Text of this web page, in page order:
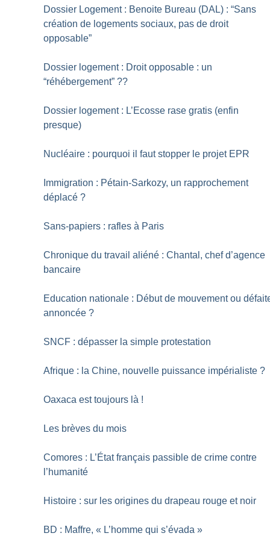
Dossier Logement : Benoite Bureau (DAL) : “Sans
création de logements sociaux, pas de droit
opposable”
Dossier logement : Droit opposable : un
“réhébergement” ??
Dossier logement : L’Ecosse rase gratis (enfin
presque)
Nucléaire : pourquoi il faut stopper le projet EPR
Immigration : Pétain-Sarkozy, un rapprochement
déplacé ?
Sans-papiers : rafles à Paris
Chronique du travail aliéné : Chantal, chef d’agence
bancaire
Education nationale : Début de mouvement ou
annoncée ?
SNCF : dépasser la simple protestation
Afrique : la Chine, nouvelle puissance impérialiste ?
Oaxaca est toujours là !
Les brèves du mois
Comores : L’État français passible de crime contre
l’humanité
Histoire : sur les origines du drapeau rouge et noir
BD : Maffre, « L’homme qui s’évada »